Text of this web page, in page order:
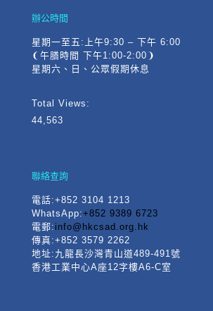
辦公時間
星期一至五:上午9:30 – 下午 6:00
❨午膳時間 下午1:00-2:00❩
星期六、日、公眾假期休息
Total Views:
44,563
聯絡查詢
電話:+852 3104 1213
WhatsApp:+852 9389 6723
電郵: info@hkcsad.org.hk
傳真:+852 3579 2262
地址:九龍長沙灣青山道489-491號
香港工業中心A座12字樓A6-C室